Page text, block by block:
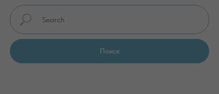
Поиск